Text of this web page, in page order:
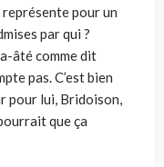
pour un
par qui ?
âté comme dit
pas. C’est bien
pour lui, Bridoison,
que ça